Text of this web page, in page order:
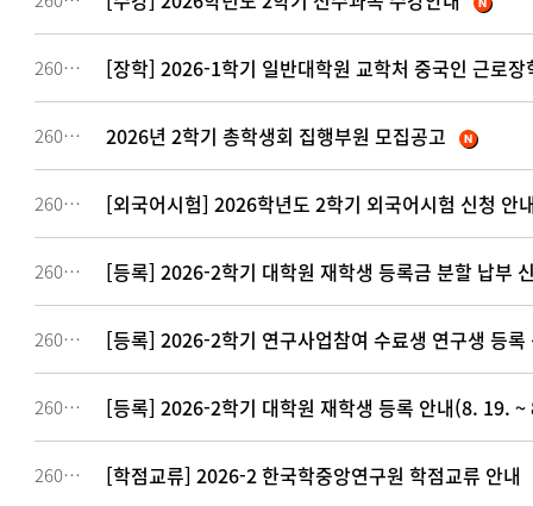
260956 [장학] 2026-1학기 일반대학원 교학처 중국인 근로
260950 2026년 2학기 총학생회 집행부원 모집공고
260801 [외국어시험] 2026학년도 2학기 외국어시험 신청 안
260733 [등록] 2026-2학기 대학원 재학생 등록금 분할 납부
260731 [등록] 2026-2학기 연구사업참여 수료생 연구생 등록
260730 [등록] 2026-2학기 대학원 재학생 등록 안내(8. 19.
260594 [학점교류] 2026-2 한국학중앙연구원 학점교류 안내